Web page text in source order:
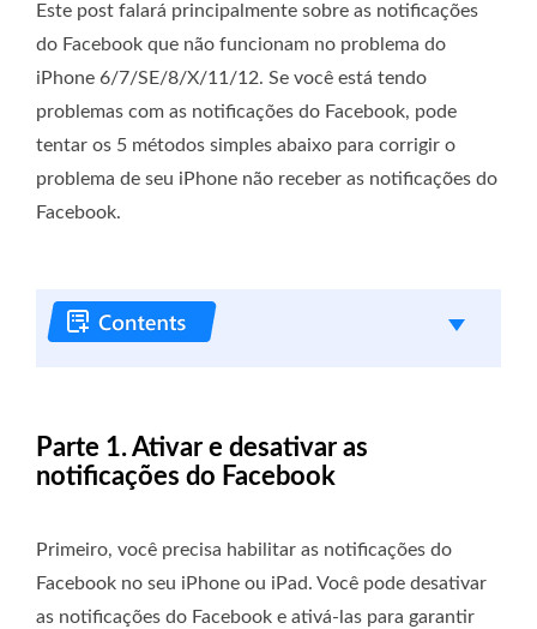
Este post falará principalmente sobre as notificações
do Facebook que não funcionam no problema do
iPhone 6/7/SE/8/X/11/12. Se você está tendo
problemas com as notificações do Facebook, pode
tentar os 5 métodos simples abaixo para corrigir o
problema de seu iPhone não receber as notificações do
Facebook.
Parte 1. Ativar e desativar as
notificações do Facebook
Primeiro, você precisa habilitar as notificações do
Facebook no seu iPhone ou iPad. Você pode desativar
as notificações do Facebook e ativá-las para garantir